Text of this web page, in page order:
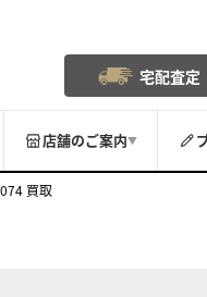
宅配査定
店舗のご案内▼
買取